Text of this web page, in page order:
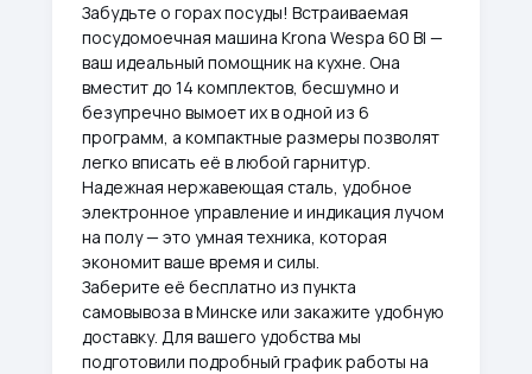
Забудьте о горах посуды! Встраиваемая
посудомоечная машина Krona Wespa 60 BI —
ваш идеальный помощник на кухне. Она
вместит до 14 комплектов, бесшумно и
безупречно вымоет их в одной из 6
программ, а компактные размеры позволят
легко вписать её в любой гарнитур.
Надежная нержавеющая сталь, удобное
электронное управление и индикация лучом
на полу — это умная техника, которая
экономит ваше время и силы.
Заберите её бесплатно из пункта
самовывоза в Минске или закажите удобную
доставку. Для вашего удобства мы
подготовили подробный график работы на